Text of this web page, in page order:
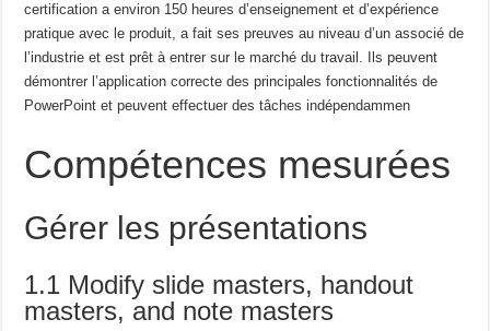
certification a environ 150 heures d’enseignement et d’expérience
pratique avec le produit, a fait ses preuves au niveau d’un associé de
l’industrie et est prêt à entrer sur le marché du travail.
Ils peuvent
démontrer l’application correcte des principales fonctionnalités de
PowerPoint et peuvent effectuer des tâches indépendammen
Compétences mesurées
Gérer les présentations
1.1 Modify slide masters, handout
masters, and note masters